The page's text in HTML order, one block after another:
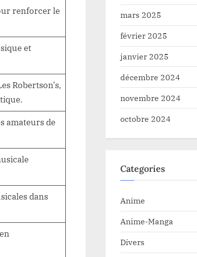
renforcer le
et
Robertson’s,
amateurs de
dans
mars 2025
février 2025
janvier 2025
décembre 2024
novembre 2024
octobre 2024
Categories
Anime
Anime-Manga
Divers